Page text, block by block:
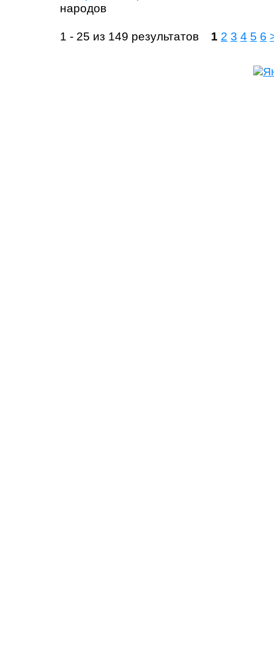
народов
1 - 25 из 149 результатов 1 2 3 4 5 6